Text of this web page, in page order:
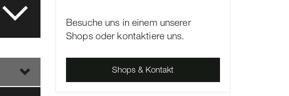
Besuche uns in einem unserer
Shops oder kontaktiere uns.
Shops & Kontakt